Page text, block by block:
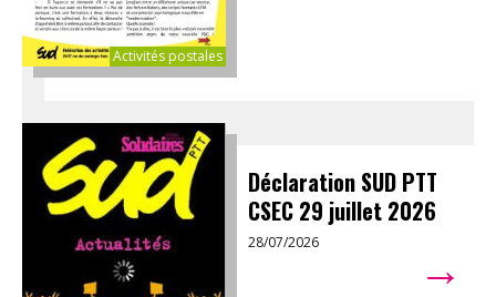
Activités postales
Déclaration SUD PTT
CSEC 29 juillet 2026
28/07/2026 →